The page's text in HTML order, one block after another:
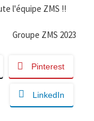
l'équipe ZMS !!
Groupe ZMS 2023
Pinterest
LinkedIn